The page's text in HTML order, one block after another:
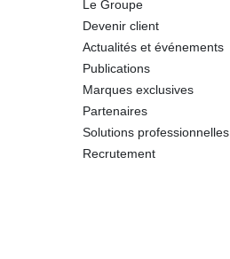
Le Groupe
Devenir client
Actualités et événements
Publications
Marques exclusives
Partenaires
Solutions professionnelles
Recrutement